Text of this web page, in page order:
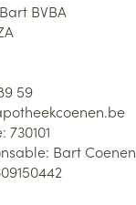
BVBA
59
730101
Bart Coenen